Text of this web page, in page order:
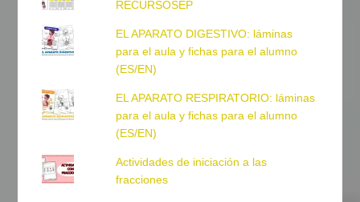
RECURSOSEP
EL APARATO DIGESTIVO: láminas
para el aula y fichas para el alumno
(ES/EN)
EL APARATO RESPIRATORIO: láminas
para el aula y fichas para el alumno
(ES/EN)
Actividades de iniciación a las
fracciones